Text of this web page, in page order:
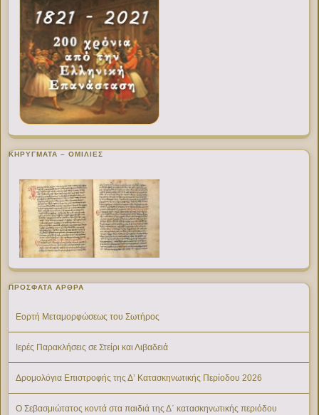
ΚΗΡΥΓΜΑΤΑ – ΟΜΙΛΙΕΣ
ΠΡΌΣΦΑΤΑ ΆΡΘΡΑ
Εορτή Μεταμορφώσεως του Σωτήρος
Ιερές Παρακλήσεις σε Στείρι και Λιβαδειά
Δρομολόγια Επιστροφής της Δ’ Κατασκηνωτικής Περίοδου 2026
Ο Σεβασμιώτατος κοντά στα παιδιά της Δ΄ κατασκηνωτικής περιόδου